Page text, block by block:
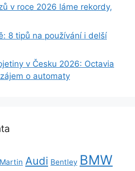
v roce 2026 láme rekordy,
8 tipů na používání i delší
v Česku 2026: Octavia
o automaty
Audi Bentley BMW